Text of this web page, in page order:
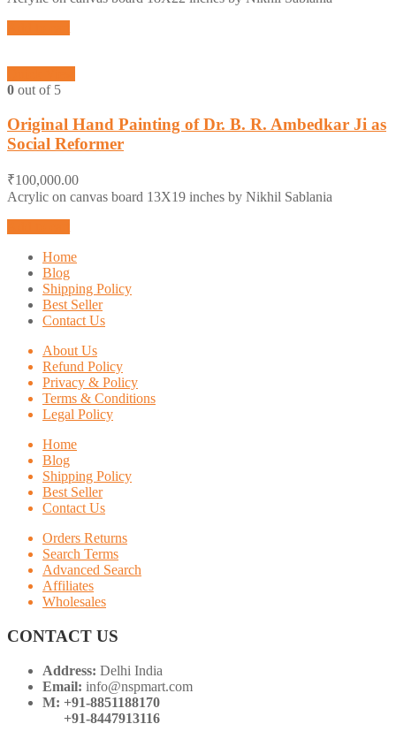
0 out of 5
Original Hand Painting of Dr. B. R. Ambedkar Ji as
Social Reformer
₹100,000.00
Acrylic on canvas board 13X19 inches by Nikhil Sablania
Home
Blog
Shipping Policy
Best Seller
Contact Us
About Us
Refund Policy
Privacy & Policy
Terms & Conditions
Legal Policy
Home
Blog
Shipping Policy
Best Seller
Contact Us
Orders Returns
Search Terms
Advanced Search
Affiliates
Wholesales
CONTACT US
Address: Delhi India
Email: info@nspmart.com
M: +91-8851188170
+91-8447913116